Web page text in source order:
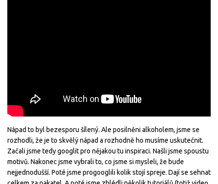
Nápad to byl bezesporu šílený. Ale posilněni alkoholem, jsme se
rozhodli, že je to skvělý nápad a rozhodně ho musíme uskutečnit.
Začali jsme tedy googlit pro nějakou tu inspiraci. Našli jsme spoustu
motivů. Nakonec jsme vybrali to, co jsme si mysleli, že bude
nejjednodušší. Poté jsme progooglili kolik stojí spreje. Dají se sehnat